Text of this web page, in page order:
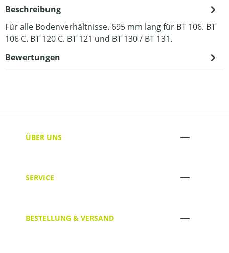
Beschreibung
Für alle Bodenverhältnisse. 695 mm lang für BT 106. BT
106 C. BT 120 C. BT 121 und BT 130 / BT 131.
Bewertungen
ÜBER UNS
SERVICE
BESTELLUNG & VERSAND